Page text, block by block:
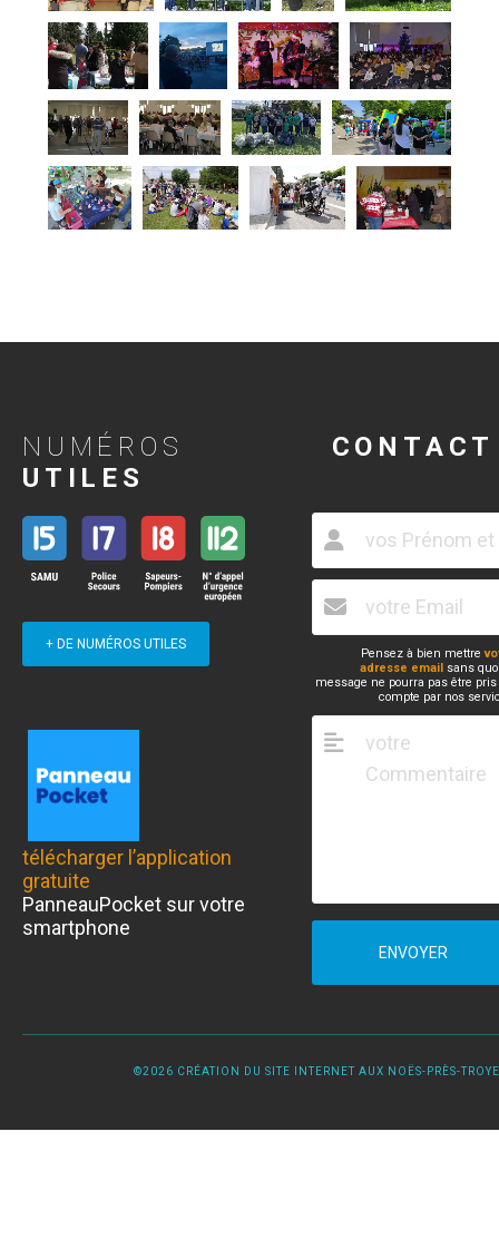
NUMÉROS
UTILES
+ DE NUMÉROS UTILES
télécharger l’application
gratuite
PanneauPocket sur votre
smartphone
CONTACT
Pensez à bien mettre
adresse email sans
message ne pourra pas être
compte par nos
ENVOYER
©2026 CRÉATION DU SITE INTERNET AUX NOËS-PRÈS-